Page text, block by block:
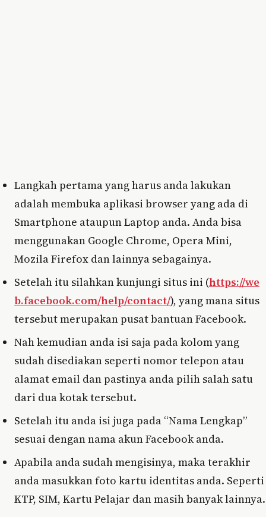
Langkah pertama yang harus anda lakukan
adalah membuka aplikasi browser yang ada di
Smartphone ataupun Laptop anda. Anda bisa
menggunakan Google Chrome, Opera Mini,
Mozila Firefox dan lainnya sebagainya.
Setelah itu silahkan kunjungi situs ini (https://we
b.facebook.com/help/contact/), yang mana situs
tersebut merupakan pusat bantuan Facebook.
Nah kemudian anda isi saja pada kolom yang
sudah disediakan seperti nomor telepon atau
alamat email dan pastinya anda pilih salah satu
dari dua kotak tersebut.
Setelah itu anda isi juga pada “Nama Lengkap”
sesuai dengan nama akun Facebook anda.
Apabila anda sudah mengisinya, maka terakhir
anda masukkan foto kartu identitas anda. Seperti
KTP, SIM, Kartu Pelajar dan masih banyak lainnya.